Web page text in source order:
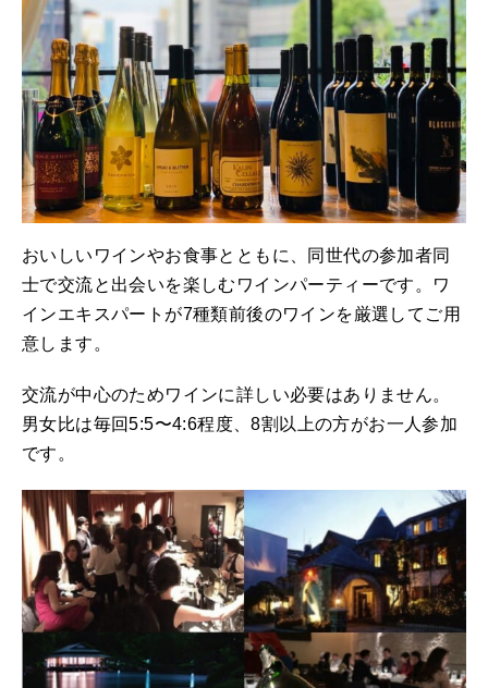
おいしいワインやお食事とともに、同世代の参加者同
士で交流と出会いを楽しむワインパーティーです。ワ
インエキスパートが7種類前後のワインを厳選してご用
意します。
交流が中心のためワインに詳しい必要はありません。
男女比は毎回5:5〜4:6程度、8割以上の方がお一人参加
です。